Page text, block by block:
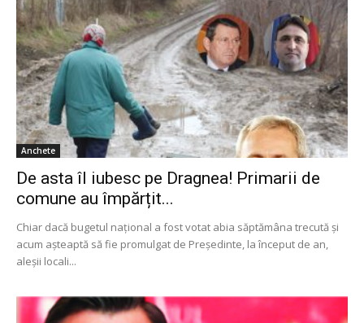
Anchete
De asta îl iubesc pe Dragnea! Primarii de
comune au împărțit...
Chiar dacă bugetul național a fost votat abia săptămâna trecută și
acum așteaptă să fie promulgat de Președinte, la început de an,
aleșii locali...